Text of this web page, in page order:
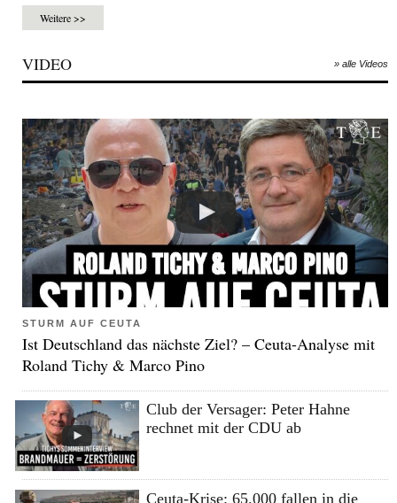
Weitere >>
VIDEO » alle Videos
STURM AUF CEUTA
Ist Deutschland das nächste Ziel? – Ceuta-Analyse mit
Roland Tichy & Marco Pino
Club der Versager: Peter Hahne
rechnet mit der CDU ab
Ceuta-Krise: 65.000 fallen in die